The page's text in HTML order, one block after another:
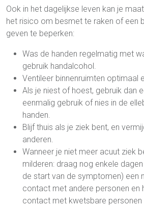
Ook in het dagelijkse leven kan je
het risico om besmet te raken of een
geven te beperken:
Was de handen regelmatig met
gebruik handalcohol.
Ventileer binnenruimten optimaal
Als je niest of hoest, gebruik dan
eenmalig gebruik of nies in de
handen.
Blijf thuis als je ziek bent, en
anderen.
Wanneer je niet meer acuut ziek
milderen: draag nog enkele
de start van de symptomen) een
contact met andere personen en
contact met kwetsbare personen